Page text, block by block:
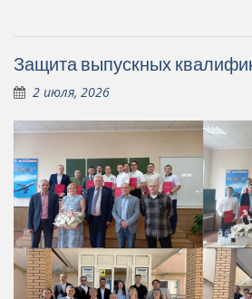
Защита выпускных
2 июля, 2026